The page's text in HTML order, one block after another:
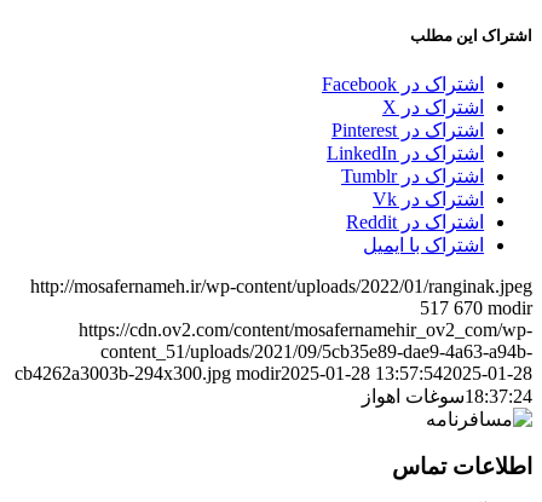
اشتراک این مطلب
اشتراک در Facebook
اشتراک در X
اشتراک در Pinterest
اشتراک در LinkedIn
اشتراک در Tumblr
اشتراک در Vk
اشتراک در Reddit
اشتراک با ایمیل
http://mosafernameh.ir/wp-content/uploads/2022/01/ranginak.jpeg
517 670 modir
https://cdn.ov2.com/content/mosafernamehir_ov2_com/wp-
content_51/uploads/2021/09/5cb35e89-dae9-4a63-a94b-
cb4262a3003b-294x300.jpg modir2025-01-28 13:57:542025-01-28
18:37:24سوغات اهواز
اطلاعات تماس